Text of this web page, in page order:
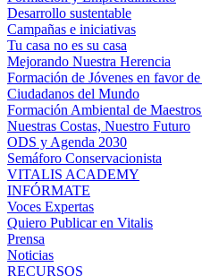
Desarrollo sustentable
Campañas e iniciativas
Tu casa no es su casa
Mejorando Nuestra Herencia
Formación de Jóvenes en favor
Ciudadanos del Mundo
Formación Ambiental de
Nuestras Costas, Nuestro Futuro
ODS y Agenda 2030
Semáforo Conservacionista
VITALIS ACADEMY
INFÓRMATE
Voces Expertas
Quiero Publicar en Vitalis
Prensa
Noticias
RECURSOS